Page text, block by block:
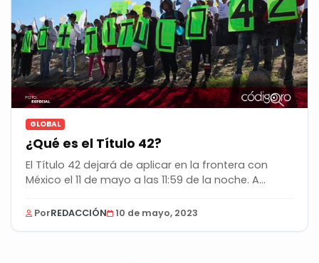
GLOBAL
¿Qué es el Título 42?
El Título 42 dejará de aplicar en la frontera con
México el 11 de mayo a las 11:59 de la noche. A...
PorREDACCIÓN 10 de mayo, 2023